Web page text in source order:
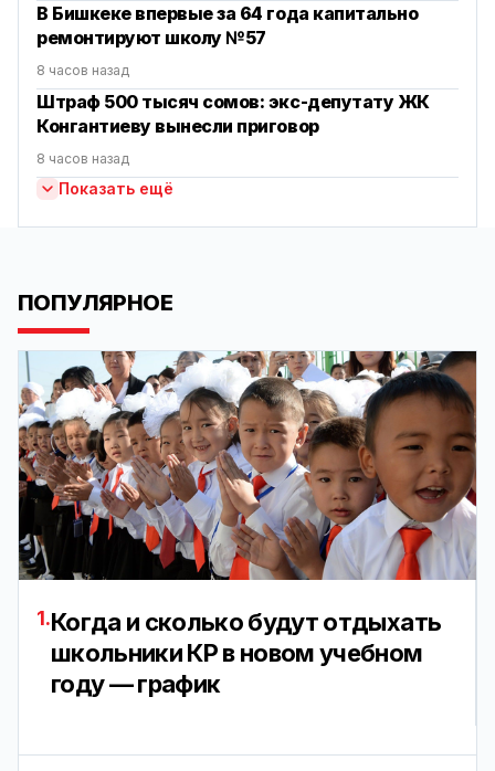
В Бишкеке впервые за 64 года капитально
ремонтируют школу №57
8 часов назад
Штраф 500 тысяч сомов: экс-депутату ЖК
Конгантиеву вынесли приговор
8 часов назад
Показать ещё
ПОПУЛЯРНОЕ
1.Когда и сколько будут отдыхать
школьники КР в новом учебном
году — график